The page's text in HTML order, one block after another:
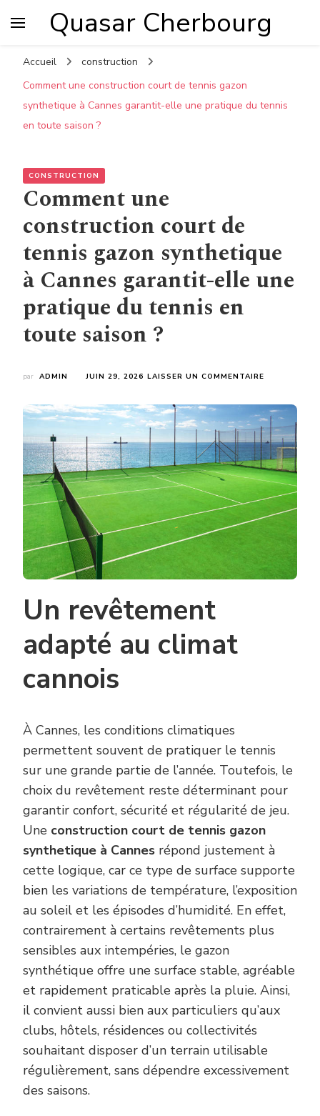
Quasar Cherbourg
Accueil
construction
Comment une construction court de tennis gazon
synthetique à Cannes garantit-elle une pratique du tennis
en toute saison ?
CONSTRUCTION
Comment une
construction court de
tennis gazon synthetique
à Cannes garantit-elle une
pratique du tennis en
toute saison ?
par ADMIN JUIN 29, 2026 LAISSER UN COMMENTAIRE
COURT
DE
TENNIS
GAZON
GARANTIT-
UNE
PRATIQUE
DU
TENNIS
Un revêtement
adapté au climat
cannois
À Cannes, les conditions climatiques
permettent souvent de pratiquer le tennis
sur une grande partie de l’année. Toutefois, le
choix du revêtement reste déterminant pour
garantir confort, sécurité et régularité de jeu.
Une construction court de tennis gazon
synthetique à Cannes répond justement à
cette logique, car ce type de surface supporte
bien les variations de température, l’exposition
au soleil et les épisodes d’humidité. En effet,
contrairement à certains revêtements plus
sensibles aux intempéries, le gazon
synthétique offre une surface stable, agréable
et rapidement praticable après la pluie. Ainsi,
il convient aussi bien aux particuliers qu’aux
clubs, hôtels, résidences ou collectivités
souhaitant disposer d’un terrain utilisable
régulièrement, sans dépendre excessivement
des saisons.